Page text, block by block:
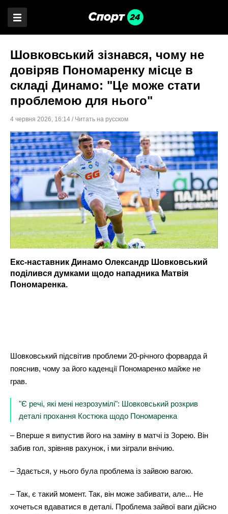
Шовковський зізнався, чому не
довіряв Пономаренку місце в
складі Динамо: "Це може стати
проблемою для нього"
4 червня 2026, 16:14 / Читать на русском
Екс-наставник Динамо Олександр Шовковський
поділився думками щодо нападника Матвія
Пономаренка.
Шовковський підсвітив проблеми 20-річного форварда й
пояснив, чому за його каденції Пономаренко майже не
грав.
"Є речі, які мені незрозумілі": Шовковський розкрив
деталі прохання Костюка щодо Пономаренка
– Вперше я випустив його на заміну в матчі із Зорею. Він
забив гол, зрівняв рахунок, і ми зіграли внічию.
–Здається, у нього була проблема із зайвою вагою.
– Так, є такий момент. Так, він може забивати, але... Не
хочеться вдаватися в деталі. Проблема зайвої ваги дійсно